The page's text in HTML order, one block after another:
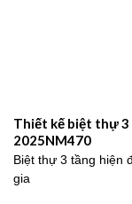
Thiết kế biệt thự 3
2025NM470
Biệt thự 3 tầng hiện
gia